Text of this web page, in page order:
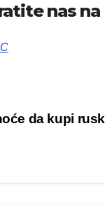
nas
da kupi